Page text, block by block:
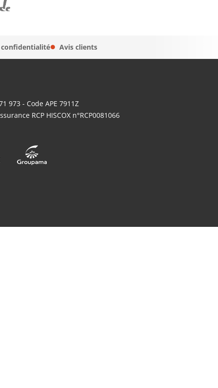
confidentialité Avis clients
973 - Code APE 7911Z
RCP HISCOX n°RCP0081066